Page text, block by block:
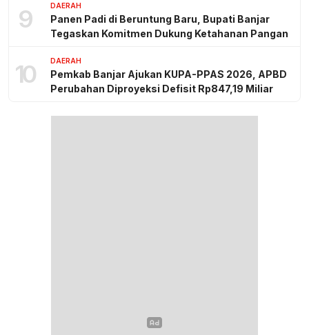
9 DAERAH
Panen Padi di Beruntung Baru, Bupati Banjar
Tegaskan Komitmen Dukung Ketahanan Pangan
10 DAERAH
Pemkab Banjar Ajukan KUPA-PPAS 2026, APBD
Perubahan Diproyeksi Defisit Rp847,19 Miliar